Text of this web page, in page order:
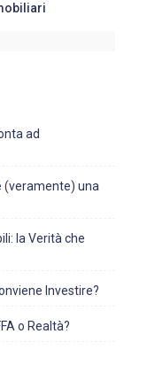
ad
(veramente) una
la Verità che
Investire?
o Realtà?